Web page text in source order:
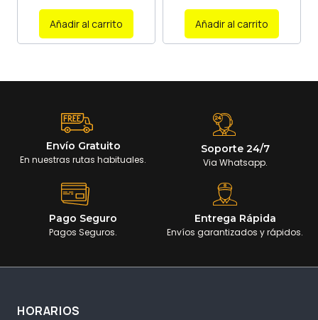
Añadir al carrito Añadir al carrito
Envío Gratuito
En nuestras rutas habituales.
Soporte 24/7
Via Whatsapp.
Pago Seguro
Pagos Seguros.
Entrega Rápida
Envíos garantizados y rápidos.
HORARIOS